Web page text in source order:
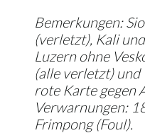
Bemerkungen:
(verletzt), Kali
Luzern ohne
(alle verletzt) und
rote Karte gegen
Verwarnungen:
Frimpong (Foul).